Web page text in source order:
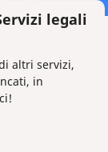
legali
altri servizi,
in